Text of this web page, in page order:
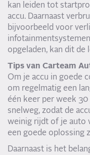
kan leiden tot
accu. Daarnaast
bijvoorbeeld voor
opgeladen, kan dit de
Tips van Carteam
Om je accu in goede
om regelmatig een
één keer per week
snelweg, zodat de
weinig rijdt of je auto
een goede oplossing
Daarnaast is het